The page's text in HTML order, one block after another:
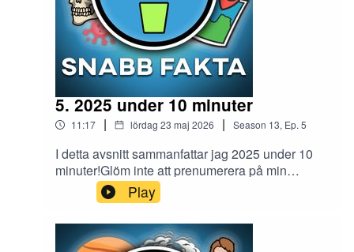
5. 2025 under 10 minuter
11:17 | lördag 23 maj 2026 | Season 13, Ep. 5
I detta avsnitt sammanfattar jag 2025 under 10
minuter!Glöm inte att prenumerera på min
Youtube-kanal Snabb Fakta.Instagram:
snabb.faktaTIKTOK: riktigasnabbfaktaMail:
snabbfakta1@gmail.comMin andra podcast
Midnattståget - Creepypastor från
Play